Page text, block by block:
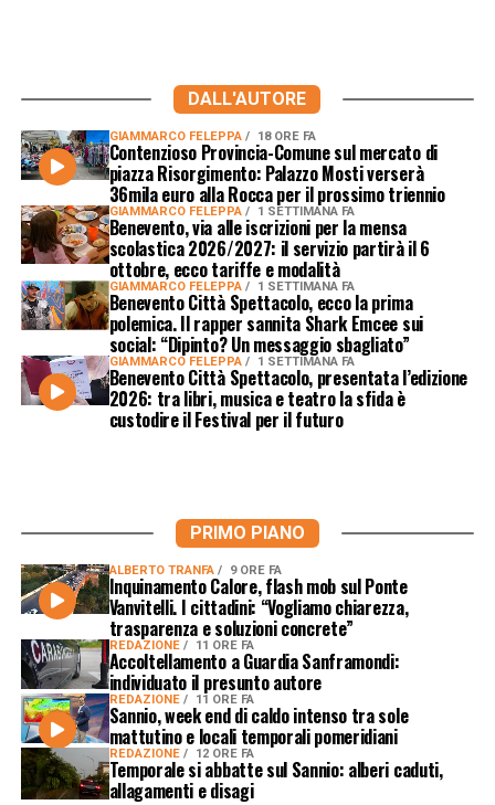
DALL'AUTORE
GIAMMARCO FELEPPA 18 ORE FA
Contenzioso Provincia-Comune sul mercato di
piazza Risorgimento: Palazzo Mosti verserà
36mila euro alla Rocca per il prossimo triennio
GIAMMARCO FELEPPA 1 SETTIMANA FA
Benevento, via alle iscrizioni per la mensa
scolastica 2026/2027: il servizio partirà il 6
ottobre, ecco tariffe e modalità
GIAMMARCO FELEPPA 1 SETTIMANA FA
Benevento Città Spettacolo, ecco la prima
polemica. Il rapper sannita Shark Emcee sui
social: “Dipinto? Un messaggio sbagliato”
GIAMMARCO FELEPPA 1 SETTIMANA FA
Benevento Città Spettacolo, presentata l’edizione
2026: tra libri, musica e teatro la sfida è
custodire il Festival per il futuro
PRIMO PIANO
ALBERTO TRANFA 9 ORE FA
Inquinamento Calore, flash mob sul Ponte
Vanvitelli. I cittadini: “Vogliamo chiarezza,
trasparenza e soluzioni concrete”
REDAZIONE 11 ORE FA
Accoltellamento a Guardia Sanframondi:
individuato il presunto autore
REDAZIONE 11 ORE FA
Sannio, week end di caldo intenso tra sole
mattutino e locali temporali pomeridiani
REDAZIONE 12 ORE FA
Temporale si abbatte sul Sannio: alberi caduti,
allagamenti e disagi